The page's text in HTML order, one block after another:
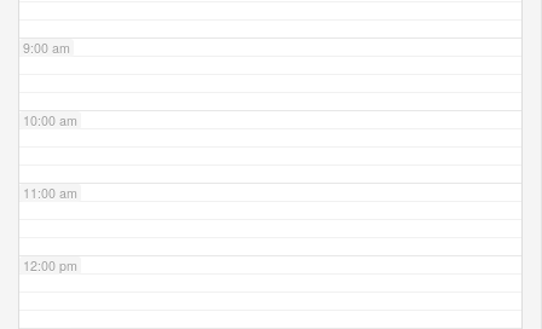
9:00 am
10:00 am
11:00 am
12:00 pm